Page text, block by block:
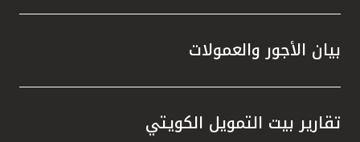
بيان الأجور والعمولات
تقارير بيت التمويل الكويتي